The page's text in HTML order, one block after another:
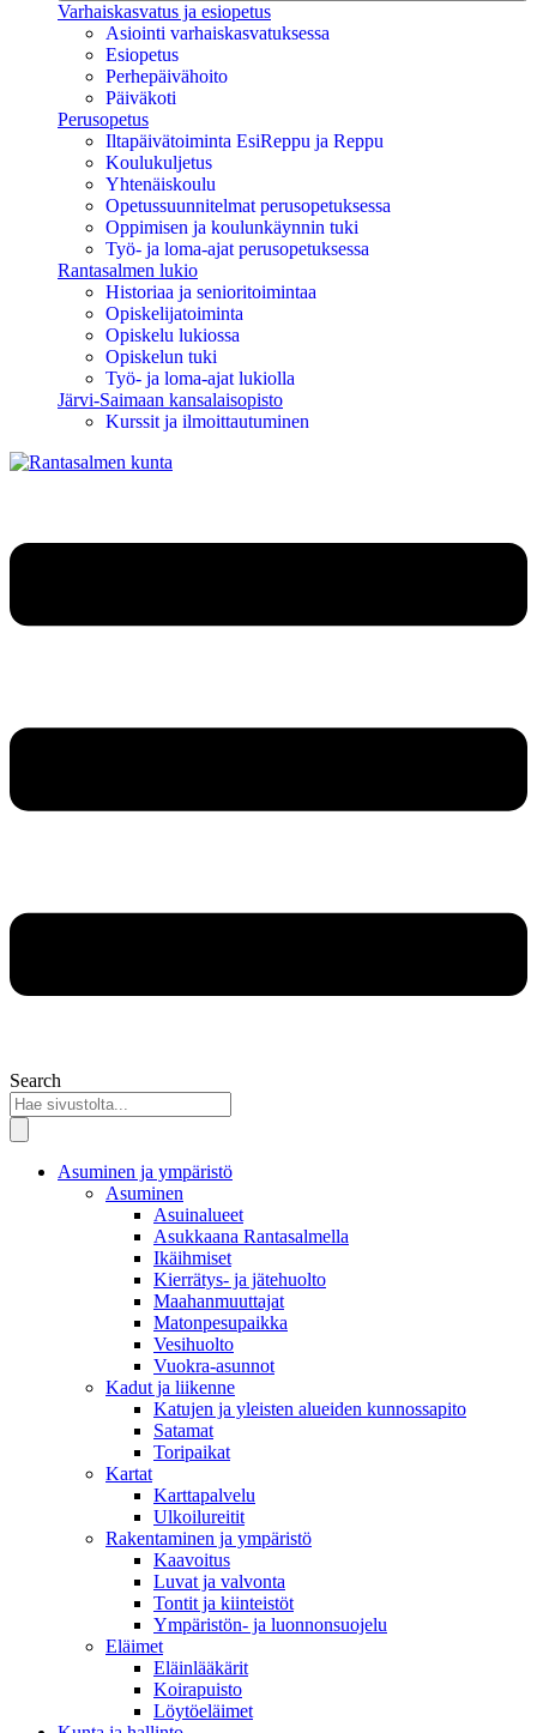
Varhaiskasvatus ja esiopetus
Asiointi varhaiskasvatuksessa
Esiopetus
Perhepäivähoito
Päiväkoti
Perusopetus
Iltapäivätoiminta EsiReppu ja Reppu
Koulukuljetus
Yhtenäiskoulu
Opetussuunnitelmat perusopetuksessa
Oppimisen ja koulunkäynnin tuki
Työ- ja loma-ajat perusopetuksessa
Rantasalmen lukio
Historiaa ja senioritoimintaa
Opiskelijatoiminta
Opiskelu lukiossa
Opiskelun tuki
Työ- ja loma-ajat lukiolla
Järvi-Saimaan kansalaisopisto
Kurssit ja ilmoittautuminen
Search
Asuminen ja ympäristö
Asuminen
Asuinalueet
Asukkaana Rantasalmella
Ikäihmiset
Kierrätys- ja jätehuolto
Maahanmuuttajat
Matonpesupaikka
Vesihuolto
Vuokra-asunnot
Kadut ja liikenne
Katujen ja yleisten alueiden kunnossapito
Satamat
Toripaikat
Kartat
Karttapalvelu
Ulkoilureitit
Rakentaminen ja ympäristö
Kaavoitus
Luvat ja valvonta
Tontit ja kiinteistöt
Ympäristön- ja luonnonsuojelu
Eläimet
Eläinlääkärit
Koirapuisto
Löytöeläimet